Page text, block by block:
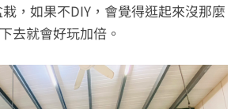
，如果不DIY，會覺得逛起來沒那麼
去就會好玩加倍。